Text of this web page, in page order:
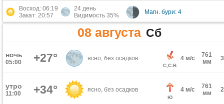
Восход: 06:19
Закат: 20:57
24 день
Видимость 35%
Магн. бури: 4
08 августа Сб
ночь
05:00 +27° ясно, без осадков
С,С-В
4 м/с
761
мм
утро
11:00 +34° ясно, без осадков
Ю
4 м/с
761
мм